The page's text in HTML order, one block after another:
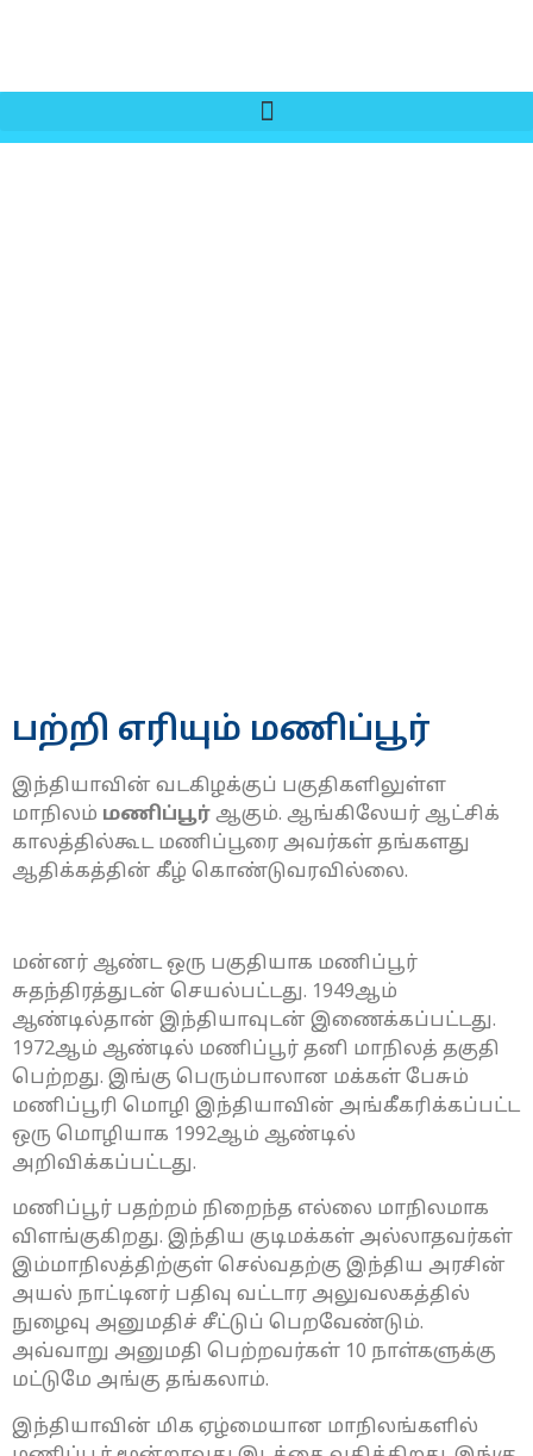
பற்றி எரியும் மணிப்பூர்
இந்தியாவின் வடகிழக்குப் பகுதிகளிலுள்ள
மாநிலம் மணிப்பூர் ஆகும். ஆங்கிலேயர் ஆட்சிக்
காலத்தில்கூட மணிப்பூரை அவர்கள் தங்களது
ஆதிக்கத்தின் கீழ் கொண்டுவரவில்லை.
மன்னர் ஆண்ட ஒரு பகுதியாக மணிப்பூர்
சுதந்திரத்துடன் செயல்பட்டது. 1949ஆம்
ஆண்டில்தான் இந்தியாவுடன் இணைக்கப்பட்டது.
1972ஆம் ஆண்டில் மணிப்பூர் தனி மாநிலத் தகுதி
பெற்றது. இங்கு பெரும்பாலான மக்கள் பேசும்
மணிப்பூரி மொழி இந்தியாவின் அங்கீகரிக்கப்பட்ட
ஒரு மொழியாக 1992ஆம் ஆண்டில்
அறிவிக்கப்பட்டது.
மணிப்பூர் பதற்றம் நிறைந்த எல்லை மாநிலமாக
விளங்குகிறது. இந்திய குடிமக்கள் அல்லாதவர்கள்
இம்மாநிலத்திற்குள் செல்வதற்கு இந்திய அரசின்
அயல் நாட்டினர் பதிவு வட்டார அலுவலகத்தில்
நுழைவு அனுமதிச் சீட்டுப் பெறவேண்டும்.
அவ்வாறு அனுமதி பெற்றவர்கள் 10 நாள்களுக்கு
மட்டுமே அங்கு தங்கலாம்.
இந்தியாவின் மிக ஏழ்மையான மாநிலங்களில்